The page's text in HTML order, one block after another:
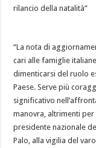
rilancio della natalità”
“La nota di
cari alle famiglie
dimenticarsi del ruolo
Paese. Serve più
significativo
manovra, altrimenti per
presidente nazionale
Palo, alla vigilia del